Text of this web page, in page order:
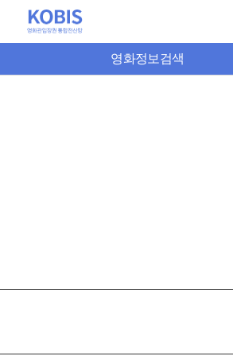
영화정보검색